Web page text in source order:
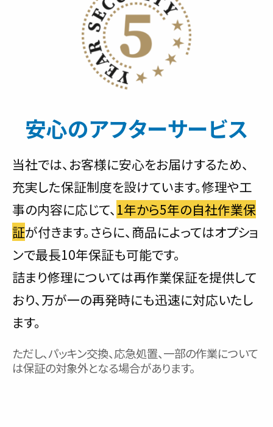
安心のアフターサービス
当社では、お客様に安心をお届けするため、
充実した保証制度を設けています。修理や工
事の内容に応じて、 1年から5年の自社作業保
証が付きます。さらに、商品によってはオプショ
ンで最長10年保証も可能です。
詰まり修理については再作業保証を提供して
おり、万が一の再発時にも迅速に対応いたし
ます。
ただし、パッキン交換、応急処置、一部の作業について
は保証の対象外となる場合があります。